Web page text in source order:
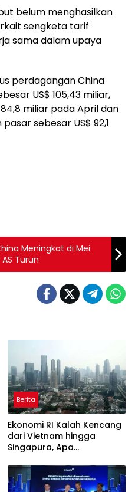
belum menghasilkan
sengketa tarif
sama dalam upaya
perdagangan China
US$ 105,43 miliar,
miliar pada April dan
sebesar US$ 92,1
Meningkat di Mei
Turun
Berita
Ekonomi RI Kalah Kencang
dari Vietnam hingga
Singapura, Apa